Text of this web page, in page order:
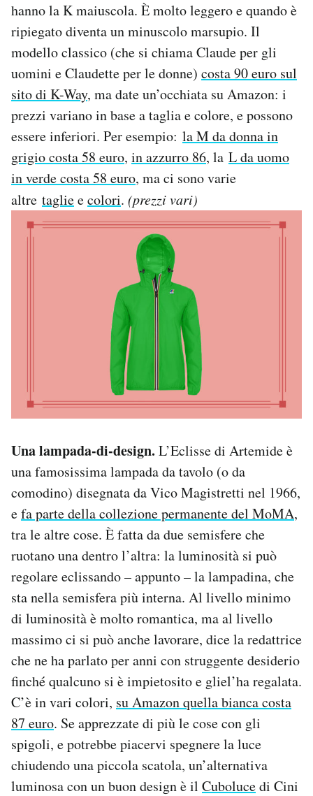
hanno la K maiuscola. È molto leggero e quando è
ripiegato diventa un minuscolo marsupio. Il
modello classico (che si chiama Claude per gli
uomini e Claudette per le donne) costa 90 euro sul
sito di K-Way, ma date un’occhiata su Amazon: i
prezzi variano in base a taglia e colore, e possono
essere inferiori. Per esempio: la M da donna in
grigio costa 58 euro, in azzurro 86, la L da uomo
in verde costa 58 euro, ma ci sono varie
altre taglieecolori. (prezzi vari)
Una lampada-di-design. L’Eclisse di Artemide è
una famosissima lampada da tavolo (o da
comodino) disegnata da Vico Magistretti nel 1966,
efa parte della collezione permanente del MoMA,
tra le altre cose. È fatta da due semisfere che
ruotano una dentro l’altra: la luminosità si può
regolare eclissando – appunto – la lampadina, che
sta nella semisfera più interna. Al livello minimo
di luminosità è molto romantica, ma al livello
massimo ci si può anche lavorare, dice la redattrice
che ne ha parlato per anni con struggente desiderio
finché qualcuno si è impietosito e gliel’ha regalata.
C’è in vari colori, su Amazon quella bianca costa
87 euro. Se apprezzate di più le cose con gli
spigoli, e potrebbe piacervi spegnere la luce
chiudendo una piccola scatola, un’alternativa
luminosa con un buon design è il Cubolucedi Cini